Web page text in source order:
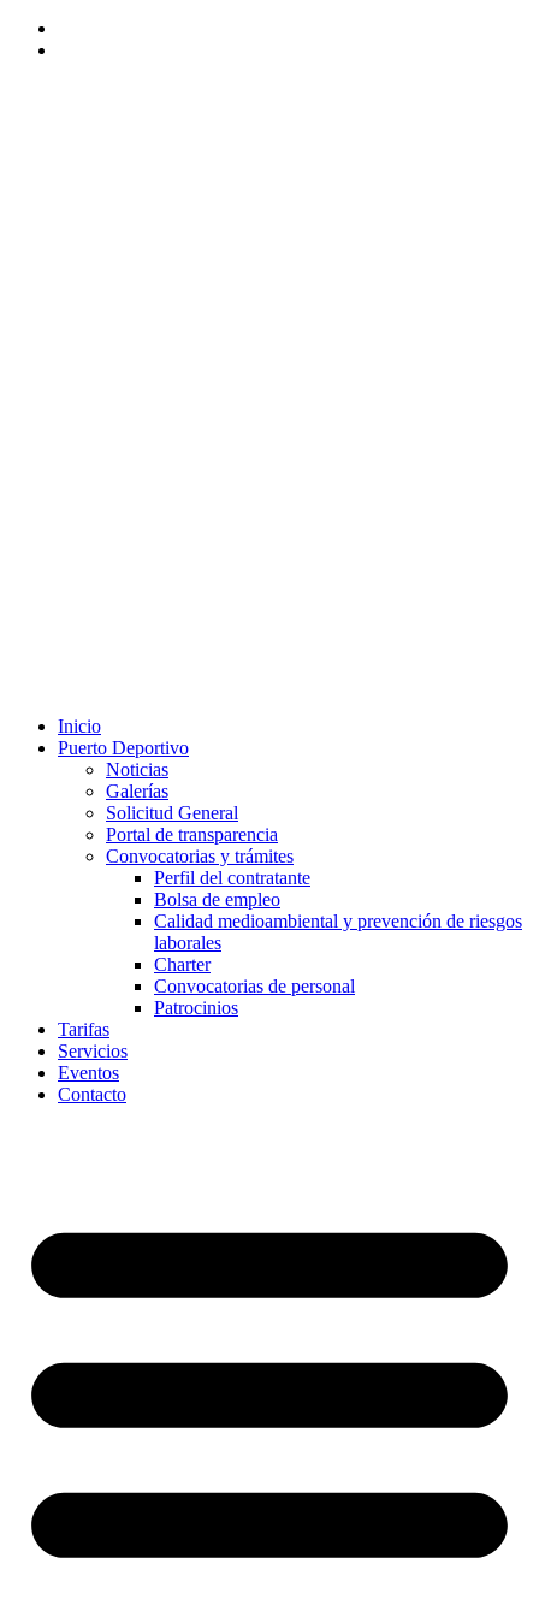
Inicio
Puerto Deportivo
Noticias
Galerías
Solicitud General
Portal de transparencia
Convocatorias y trámites
Perfil del contratante
Bolsa de empleo
Calidad medioambiental y prevención de riesgos
laborales
Charter
Convocatorias de personal
Patrocinios
Tarifas
Servicios
Eventos
Contacto